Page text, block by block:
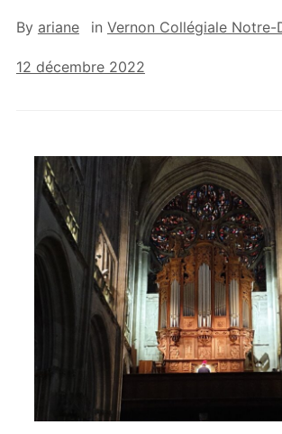
By ariane in Vernon Collégiale Notre-
12 décembre 2022